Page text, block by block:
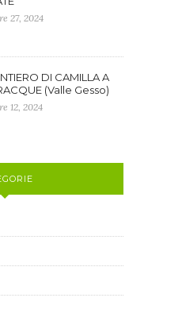
27, 2024
DI CAMILLA A
(Valle Gesso)
12, 2024